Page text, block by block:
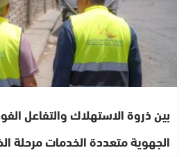
بين ذروة الاستهلاك والتفاعل
الجهوية متعددة الخدمات مرحلة